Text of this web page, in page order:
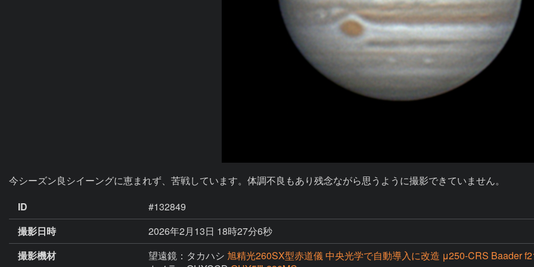
ID
#132849
撮影日時
2026年2月13日 18時27分6秒
撮影機材
望遠鏡：タカハシ 旭精光260SX型赤道儀 中央光学で自動導入に改造 μ250-CRS Baader